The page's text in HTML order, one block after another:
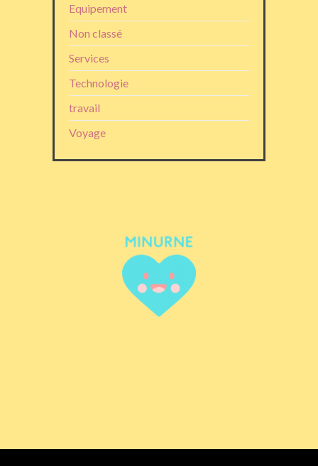
Equipement
Non classé
Services
Technologie
travail
Voyage